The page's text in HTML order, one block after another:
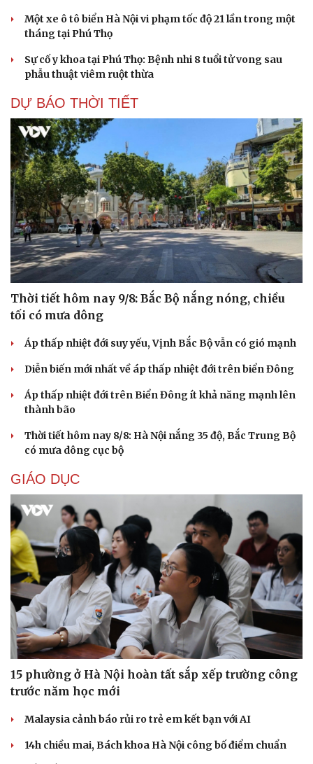
Một xe ô tô biển Hà Nội vi phạm tốc độ 21 lần trong một
tháng tại Phú Thọ
Sự cố y khoa tại Phú Thọ: Bệnh nhi 8 tuổi tử vong sau
phẫu thuật viêm ruột thừa
DỰ BÁO THỜI TIẾT
Thời tiết hôm nay 9/8: Bắc Bộ nắng nóng, chiều
tối có mưa dông
Áp thấp nhiệt đới suy yếu, Vịnh Bắc Bộ vẫn có gió mạnh
Diễn biến mới nhất về áp thấp nhiệt đới trên biển Đông
Áp thấp nhiệt đới trên Biển Đông ít khả năng mạnh lên
thành bão
Thời tiết hôm nay 8/8: Hà Nội nắng 35 độ, Bắc Trung Bộ
có mưa dông cục bộ
GIÁO DỤC
15 phường ở Hà Nội hoàn tất sắp xếp trường công
trước năm học mới
Malaysia cảnh báo rủi ro trẻ em kết bạn với AI
14h chiều mai, Bách khoa Hà Nội công bố điểm chuẩn